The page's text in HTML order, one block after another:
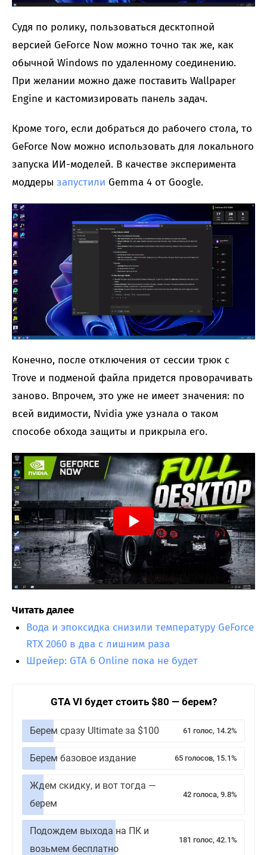
Судя по ролику, пользоваться десктопной
версией GeForce Now можно точно так же, как
обычной Windows по удаленному соединению.
При желании можно даже поставить Wallpaper
Engine и кастомизировать панель задач.
Кроме того, если добраться до рабочего стола, то
GeForce Now можно использовать для локального
запуска ИИ-моделей. В качестве эксперимента
моддеры запустили Gemma 4 от Google.
Конечно, после отключения от сессии трюк с
Trove и подменой файла придется проворачивать
заново. Впрочем, это уже не имеет значения: по
всей видимости, Nvidia уже узнала о таком
способе обхода защиты и прикрыла его.
Читать далее
Вода и эпоксидка снизили температуру GeForce
RTX 2060 в два с лишним раза
Шрейер: GTA 6 Online пока не будет
GTA VI будет стоить $80 — берем?
Берем сразу Ultimate за $100 61 голос, 14.2%
Берем базовое издание 65 голосов, 15.1%
Ждем скидку, и вот тогда —
берем
42 голоса, 9.8%
Подождем выхода на ПК и
возьмем бесплатно
181 голос, 42.1%